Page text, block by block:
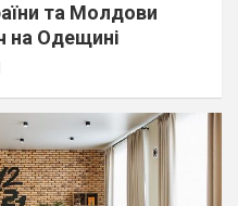
та Молдови
на Одещині